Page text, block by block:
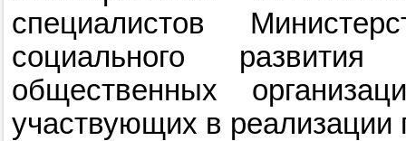
специалистов
социального
общественных
участвующих в реализации